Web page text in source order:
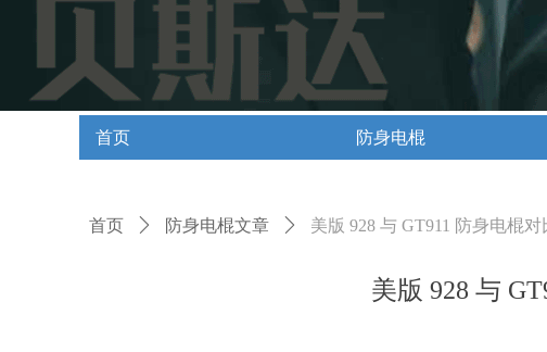
首页 防身电棍
美版 928 与
首页 ꄲ 防身电棍文章 ꄲ 美版 928 与 GT911 防身电棍